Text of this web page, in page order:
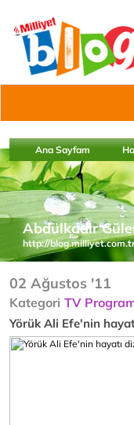
Ana Sayfam
Abdülkadir
http://
02 Ağustos '11
Kategori TV
Yörük Ali Efe'nin